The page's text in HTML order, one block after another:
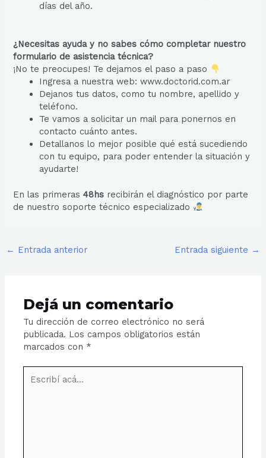
días del año.
¿Necesitas ayuda y no sabes cómo completar nuestro
formulario de asistencia técnica?
¡No te preocupes! Te dejamos el paso a paso
Ingresa a nuestra web: www.doctorid.com.ar
Dejanos tus datos, como tu nombre, apellido y
teléfono.
Te vamos a solicitar un mail para ponernos en
contacto cuánto antes.
Detallanos lo mejor posible qué está sucediendo
con tu equipo, para poder entender la situación y
ayudarte!
En las primeras 48hs recibirán el diagnóstico por parte
de nuestro soporte técnico especializado
← Entrada anterior Entrada siguiente →
Dejá un comentario
Tu dirección de correo electrónico no será
publicada. Los campos obligatorios están
marcados con *
acá...